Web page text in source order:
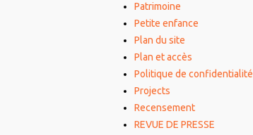
Patrimoine
Petite enfance
Plan du site
Plan et accès
Politique de confidentialité
Projects
Recensement
REVUE DE PRESSE